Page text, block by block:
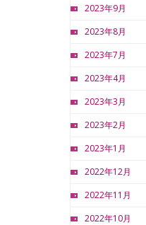
2023年9月
2023年8月
2023年7月
2023年4月
2023年3月
2023年2月
2023年1月
2022年12月
2022年11月
2022年10月